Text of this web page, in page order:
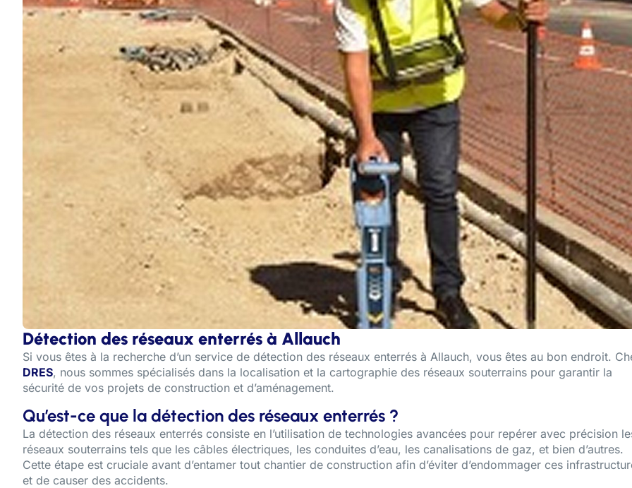
Détection des réseaux enterrés à Allauch
Si vous êtes à la recherche d’un service de détection des réseaux enterrés à Allauch, vous êtes au bon endroit.
DRES, nous sommes spécialisés dans la localisation et la cartographie des réseaux souterrains pour garantir la
sécurité de vos projets de construction et d’aménagement.
Qu’est-ce que la détection des réseaux enterrés ?
La détection des réseaux enterrés consiste en l’utilisation de technologies avancées pour repérer avec précision
réseaux souterrains tels que les câbles électriques, les conduites d’eau, les canalisations de gaz, et bien d’autres.
Cette étape est cruciale avant d’entamer tout chantier de construction afin d’éviter d’endommager ces
et de causer des accidents.